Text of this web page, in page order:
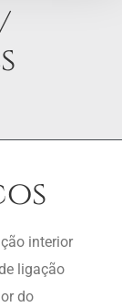
interior
ligação
do